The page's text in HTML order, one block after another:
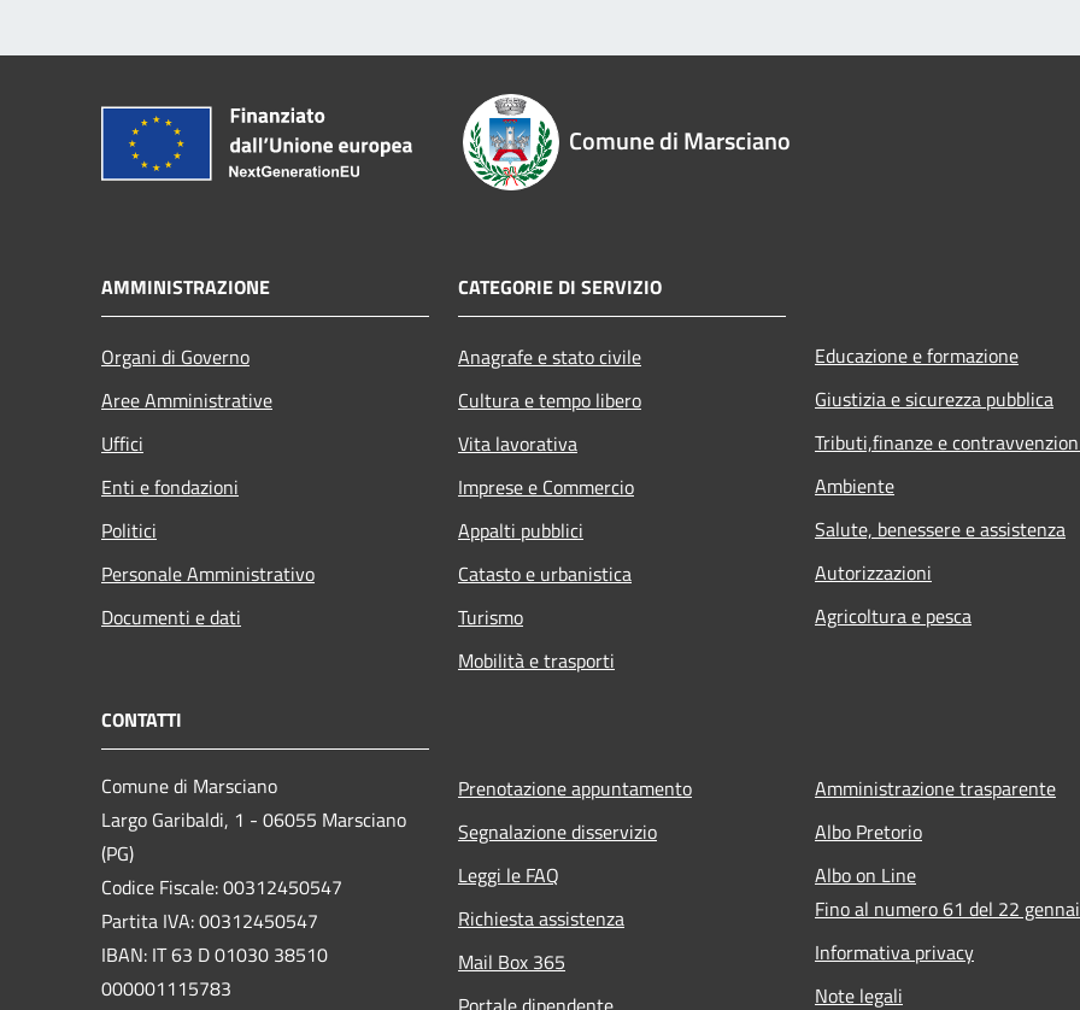
Comune di Marsciano
AMMINISTRAZIONE
Organi di Governo
Aree Amministrative
Uffici
Enti e fondazioni
Politici
Personale Amministrativo
Documenti e dati
CATEGORIE DI SERVIZIO
Anagrafe e stato civile
Cultura e tempo libero
Vita lavorativa
Imprese e Commercio
Appalti pubblici
Catasto e urbanistica
Turismo
Mobilità e trasporti
Educazione e formazione
Giustizia e sicurezza pubblica
Tributi,finanze e
Ambiente
Salute, benessere e assistenza
Autorizzazioni
Agricoltura e pesca
CONTATTI
Comune di Marsciano
Largo Garibaldi, 1 - 06055 Marsciano
(PG)
Codice Fiscale: 00312450547
Partita IVA: 00312450547
IBAN: IT 63 D 01030 38510
000001115783
Prenotazione appuntamento
Segnalazione disservizio
Leggi le FAQ
Richiesta assistenza
Mail Box 365
Amministrazione trasparente
Albo Pretorio
Albo on Line
Fino al numero 61 del 22
Informativa privacy
Note legali